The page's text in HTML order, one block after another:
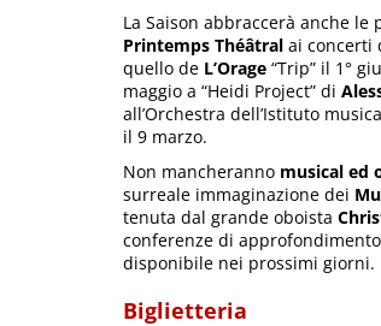
La Saison abbraccerà anche
Printemps Théâtral ai concerti
quello de L’Orage “Trip” il 1°
maggio a “Heidi Project” di
all’Orchestra dell’Istituto
il 9 marzo.
Non mancheranno musical ed
surreale immaginazione dei
tenuta dal grande oboista
conferenze di
disponibile nei prossimi giorni.
Biglietteria